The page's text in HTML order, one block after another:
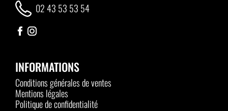
02 43 53 53 54
INFORMATIONS
Conditions générales de ventes
Mentions légales
Politique de confidentialité